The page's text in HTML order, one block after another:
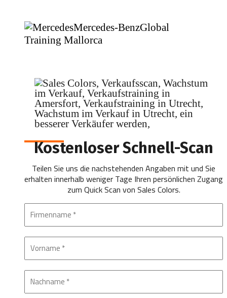
Kostenloser Schnell-Scan
Teilen Sie uns die nachstehenden Angaben mit und Sie
erhalten innerhalb weniger Tage Ihren persönlichen Zugang
zum Quick Scan von Sales Colors.